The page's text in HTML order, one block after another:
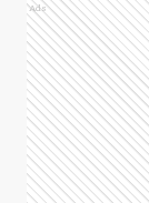
Ads